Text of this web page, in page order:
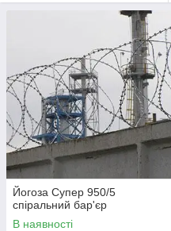
Йогоза Супер 950/5
спіральний бар'єр
В наявності